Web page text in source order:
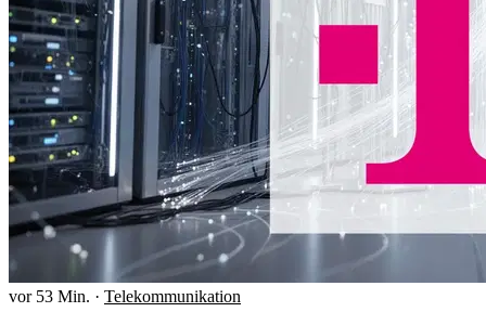
vor 53 Min. · Telekommunikation